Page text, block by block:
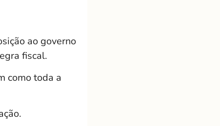
ao governo
fiscal.
como toda a